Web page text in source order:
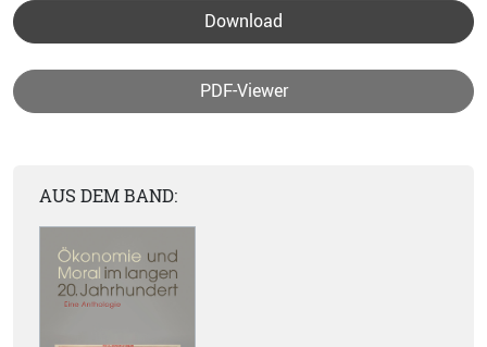
Download
PDF-Viewer
AUS DEM BAND: